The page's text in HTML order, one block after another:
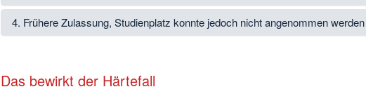
4. Frühere Zulassung, Studienplatz konnte jedoch nicht angenommen werden
Das bewirkt der Härtefall